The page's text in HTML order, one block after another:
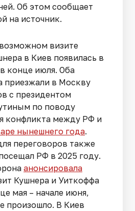
Об этом сообщает
на источник.
визите
в Киев появилась в
конце июля. Оба
приезжали в Москву
с президентом
по поводу
конфликта между РФ и
нынешнего года.
переговоров также
РФ в 2025 году.
анонсировала
Кушнера и Уиткоффа
мая – начале июня,
произошло. В Киев